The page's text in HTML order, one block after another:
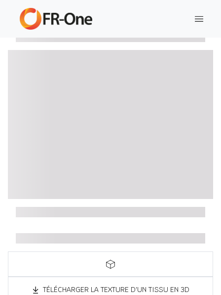
TÉLÉCHARGER LA TEXTURE D'UN TISSU EN 3D